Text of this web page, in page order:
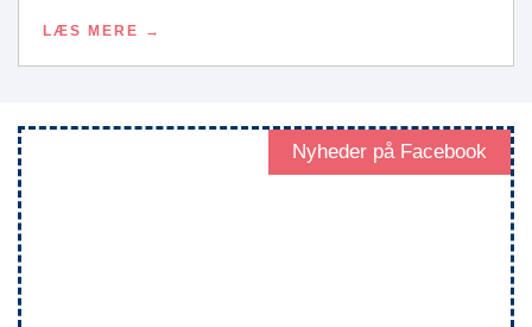
LÆS MERE
Nyheder på Facebook